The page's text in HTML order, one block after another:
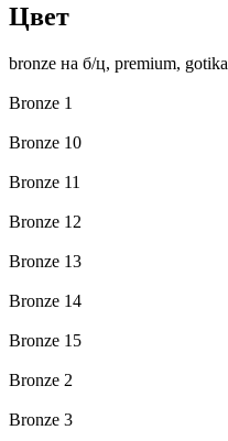
Цвет
bronze на б/ц, premium, gotika
Bronze 1
Bronze 10
Bronze 11
Bronze 12
Bronze 13
Bronze 14
Bronze 15
Bronze 2
Bronze 3